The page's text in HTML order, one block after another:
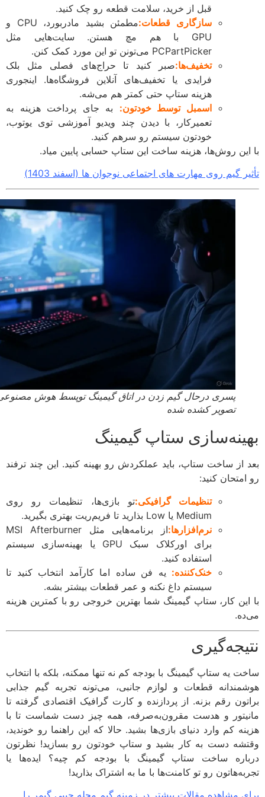
قبل از خرید، سلامت قطعه رو چک کنید.
سازگاری قطعات:
مطمئن بشید مادربورد، CPU و
GPU با هم مچ هستن. سایت‌هایی مثل
PCPartPicker می‌تونن تو این مورد کمک کنن.
تخفیف‌ها:صبر کنید تا حراج‌های فصلی مثل بلک
فرایدی یا تخفیف‌های آنلاین فروشگاه‌ها. اینجوری
هزینه ستاپ حتی کمتر هم می‌شه.
اسمبل توسط خودتون:به جای پرداخت هزینه به
تعمیرکار، با دیدن چند ویدیو آموزشی توی یوتوب،
خودتون سیستم رو سرهم کنید.
روش‌ها، هزینه ساخت این ستاپ حسابی پایین میاد.
گیم روی مهارت های اجتماعی نوجوان ها (اسفند 1403)
پسری درحال گیم زدن در اتاق گیمینگ توپسط هوش مصنوعی به
تصویر کشده شده
ستاپ گیمینگ
از ساخت ستاپ، باید عملکردش رو بهینه کنید. این چند ترفند
کنید:
تنظیمات گرافیکی:تو بازی‌ها، تنظیمات رو روی
Medium یا Low بذارید تا فریم‌ریت بهتری بگیرید.
نرم‌افزارها:
از برنامه‌هایی مثل MSI Afterburner
برای اورکلاک سبک GPU یا بهینه‌سازی سیستم
استفاده کنید.
خنک‌کننده:یه فن ساده اما کارآمد انتخاب کنید تا
سیستم داغ نکنه و عمر قطعات بیشتر بشه.
کار، ستاپ گیمینگ شما بهترین خروجی رو با کمترین هزینه
یه ستاپ گیمینگ با بودجه کم نه تنها ممکنه، بلکه با انتخاب
قطعات و لوازم جانبی، می‌تونه تجربه گیم جذابی
رقم بزنه. از پردازنده و کارت گرافیک اقتصادی گرفته تا
و هدست مقرون‌به‌صرفه، همه چیز دست شماست تا با
کم وارد دنیای بازی‌ها بشید. حالا که این راهنما رو خوندید،
دست به کار بشید و ستاپ خودتون رو بسازید! نظرتون
ساخت ستاپ گیمینگ با ‌بودجه کم چیه؟ ایده‌ها یا
رو تو کامنت‌ها با ما به اشتراک بذارید!